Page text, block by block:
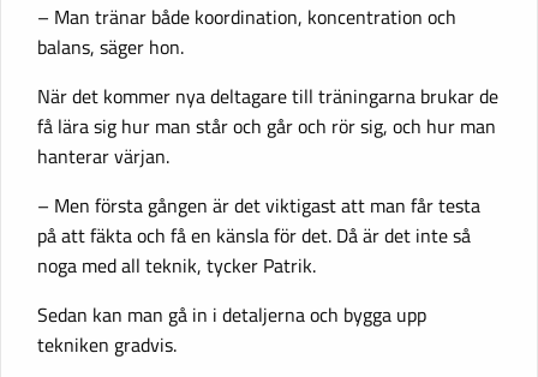
– Man tränar både koordination, koncentration och
balans, säger hon.
När det kommer nya deltagare till träningarna brukar de
få lära sig hur man står och går och rör sig, och hur man
hanterar värjan.
– Men första gången är det viktigast att man får testa
på att fäkta och få en känsla för det. Då är det inte så
noga med all teknik, tycker Patrik.
Sedan kan man gå in i detaljerna och bygga upp
tekniken gradvis.